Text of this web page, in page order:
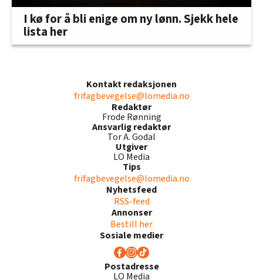
I kø for å bli enige om ny lønn. Sjekk hele
lista her
Kontakt redaksjonen
frifagbevegelse@lomedia.no
Redaktør
Frode Rønning
Ansvarlig redaktør
Tor A. Godal
Utgiver
LO Media
Tips
frifagbevegelse@lomedia.no
Nyhetsfeed
RSS-feed
Annonser
Bestill her
Sosiale medier
Postadresse
LO Media